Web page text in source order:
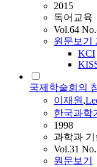
2015
독어교육
Vol.64
원문보기
KCI
국제학술회의
이재원,
한국과학
1998
과학과 기
Vol.31
원문보기